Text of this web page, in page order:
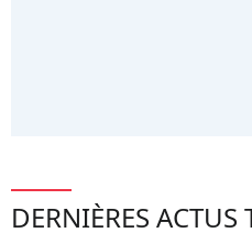
DERNIÈRES ACTUS